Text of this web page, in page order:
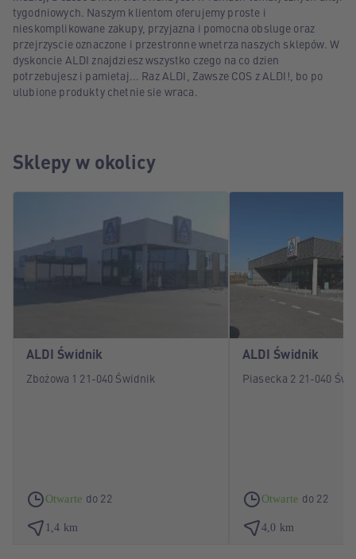
tygodniowych. Naszym klientom oferujemy proste i
nieskomplikowane zakupy, przyjazna i pomocna obsluge oraz
przejrzyscie oznaczone i przestronne wnetrza naszych sklepów. W
dyskoncie ALDI znajdziesz wszystko czego na co dzien
potrzebujesz i pamietaj... Raz ALDI, Zawsze COS z ALDI!, bo po
ulubione produkty chetnie sie wraca.
Sklepy w okolicy
ALDI Świdnik
Zbożowa 1 21-040 Świdnik
Otwarte do 22
1,4 km
ALDI Świdnik
Piasecka 2 21-040
Otwarte do 22
4,0 km